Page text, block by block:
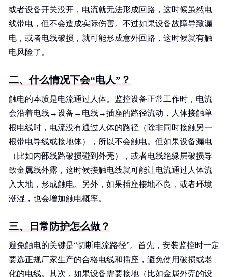
或者设备开关没开，电流就无法形成回路，这时候虽然电
线带电，但不会造成实际伤害。不过如果设备故障导致漏
电，或者电线破损，就可能形成意外回路，这时候就有触
电风险了。
二、什么情况下会“电人”？
触电的本质是电流通过人体。监控设备正常工作时，电流
会沿着电线→设备→电线→插座的路径流动，人体接触单
根电线时，电流没有通过人体的路径（除非同时接触另一
根带电导线或接地体），所以不会触电。但如果设备漏电
（比如内部线路破损碰到外壳），或者电线绝缘层破损导
致金属线外露，这时候接触电线就可能让电流通过人体流
入大地，形成触电。另外，如果插座接地不良，或者环境
潮湿，也会增加触电概率。
三、日常防护怎么做？
避免触电的关键是“切断电流路径”。首先，安装监控时一定
要选正规厂家生产的合格电线和插座，避免使用破损或老
化的电线。其次，如果设备需要接地（比如金属外壳的设